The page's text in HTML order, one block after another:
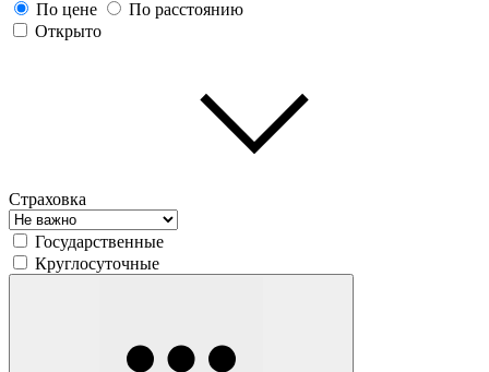
По цене
По расстоянию
Открыто
Страховка
Государственные
Круглосуточные